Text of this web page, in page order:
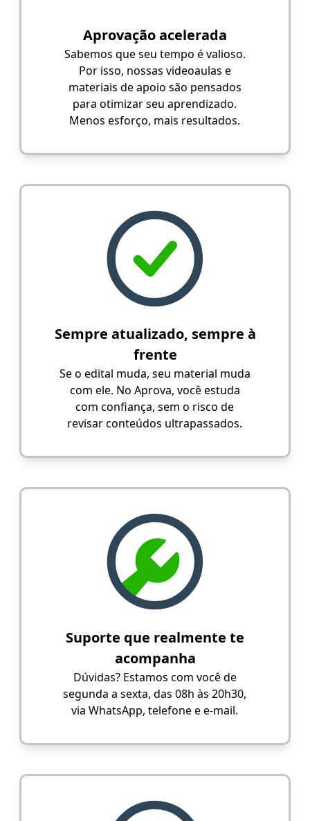
Aprovação acelerada
Sabemos que seu tempo é valioso.
Por isso, nossas videoaulas e
materiais de apoio são pensados
para otimizar seu aprendizado.
Menos esforço, mais resultados.
Sempre atualizado, sempre à
frente
Se o edital muda, seu material muda
com ele. No Aprova, você estuda
com confiança, sem o risco de
revisar conteúdos ultrapassados.
Suporte que realmente te
acompanha
Dúvidas? Estamos com você de
segunda a sexta, das 08h às 20h30,
via WhatsApp, telefone e e-mail.